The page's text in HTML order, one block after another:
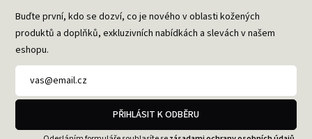
Buďte první, kdo se dozví, co je nového v oblasti kožených
produktů a doplňků, exkluzivních nabídkách a slevách v našem
eshopu.
PŘIHLÁSIT K ODBĚRU